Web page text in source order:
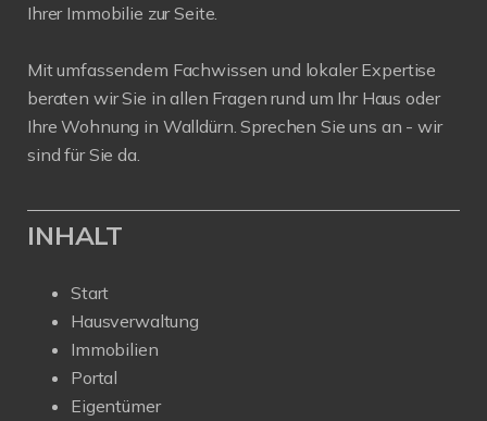
Ihrer Immobilie zur Seite.
Mit umfassendem Fachwissen und lokaler Expertise
beraten wir Sie in allen Fragen rund um Ihr Haus oder
Ihre Wohnung in Walldürn. Sprechen Sie uns an - wir
sind für Sie da.
INHALT
Start
Hausverwaltung
Immobilien
Portal
Eigentümer